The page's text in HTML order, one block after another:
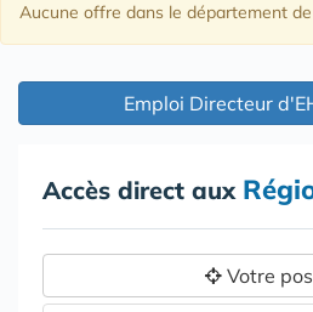
Aucune offre dans le département
Emploi Directeur
Accès direct aux
Votre